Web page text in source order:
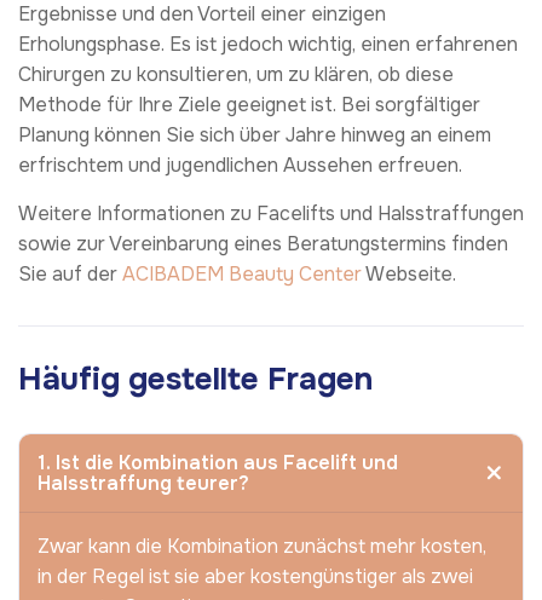
Ergebnisse und den Vorteil einer einzigen
Erholungsphase. Es ist jedoch wichtig, einen erfahrenen
Chirurgen zu konsultieren, um zu klären, ob diese
Methode für Ihre Ziele geeignet ist. Bei sorgfältiger
Planung können Sie sich über Jahre hinweg an einem
erfrischtem und jugendlichen Aussehen erfreuen.
Weitere Informationen zu Facelifts und Halsstraffungen
sowie zur Vereinbarung eines Beratungstermins finden
Sie auf derACIBADEM Beauty CenterWebseite.
Häufig gestellte Fragen
1. Ist die Kombination aus Facelift und
Halsstraffung teurer?
Zwar kann die Kombination zunächst mehr kosten,
in der Regel ist sie aber kostengünstiger als zwei